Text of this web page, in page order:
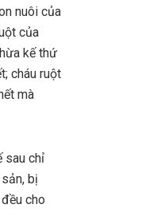
nuôi của
của
kế thứ
cháu ruột
mà
sau chỉ
bị
cho